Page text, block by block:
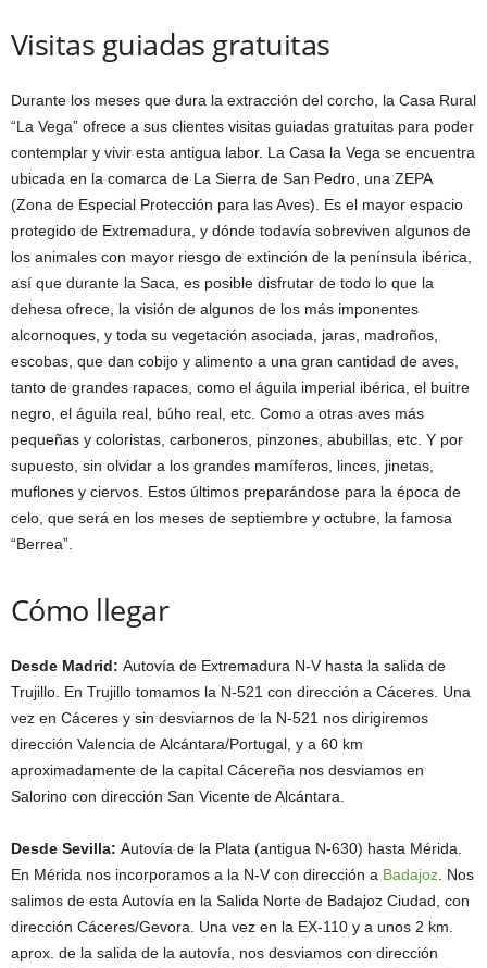
Visitas guiadas gratuitas
Durante los meses que dura la extracción del corcho, la Casa Rural
“La Vega” ofrece a sus clientes visitas guiadas gratuitas para poder
contemplar y vivir esta antigua labor. La Casa la Vega se encuentra
ubicada en la comarca de La Sierra de San Pedro, una ZEPA
(Zona de Especial Protección para las Aves). Es el mayor espacio
protegido de Extremadura, y dónde todavía sobreviven algunos de
los animales con mayor riesgo de extinción de la península ibérica,
así que durante la Saca, es posible disfrutar de todo lo que la
dehesa ofrece, la visión de algunos de los más imponentes
alcornoques, y toda su vegetación asociada, jaras, madroños,
escobas, que dan cobijo y alimento a una gran cantidad de aves,
tanto de grandes rapaces, como el águila imperial ibérica, el buitre
negro, el águila real, búho real, etc. Como a otras aves más
pequeñas y coloristas, carboneros, pinzones, abubillas, etc. Y por
supuesto, sin olvidar a los grandes mamíferos, linces, jinetas,
muflones y ciervos. Estos últimos preparándose para la época de
celo, que será en los meses de septiembre y octubre, la famosa
“Berrea”.
Cómo llegar
Desde Madrid: Autovía de Extremadura N-V hasta la salida de
Trujillo. En Trujillo tomamos la N-521 con dirección a Cáceres. Una
vez en Cáceres y sin desviarnos de la N-521 nos dirigiremos
dirección Valencia de Alcántara/Portugal, y a 60 km
aproximadamente de la capital Cácereña nos desviamos en
Salorino con dirección San Vicente de Alcántara.
Desde Sevilla: Autovía de la Plata (antigua N-630) hasta Mérida.
En Mérida nos incorporamos a la N-V con dirección a Badajoz . Nos
salimos de esta Autovía en la Salida Norte de Badajoz Ciudad, con
dirección Cáceres/Gevora. Una vez en la EX-110 y a unos 2 km.
aprox. de la salida de la autovía, nos desviamos con dirección